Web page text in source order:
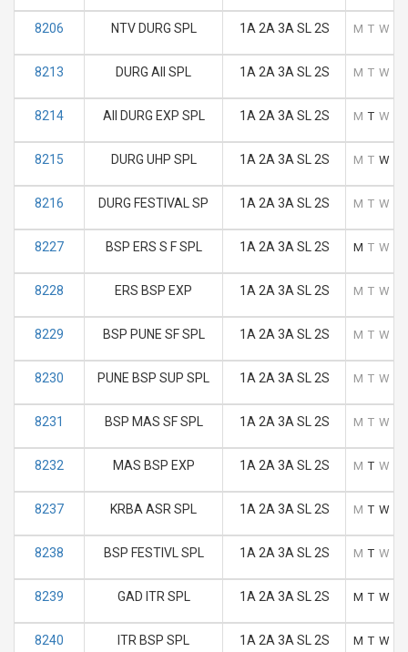
8206 NTV DURG SPL 1A 2A 3A SL 2S M T W
8213 DURG AII SPL 1A 2A 3A SL 2S M T W
8214 AII DURG EXP SPL 1A 2A 3A SL 2S M T W
8215 DURG UHP SPL 1A 2A 3A SL 2S M T W
8216 DURG FESTIVAL SP 1A 2A 3A SL 2S M T W
8227 BSP ERS S F SPL 1A 2A 3A SL 2S M T W
8228 ERS BSP EXP 1A 2A 3A SL 2S M T W
8229 BSP PUNE SF SPL 1A 2A 3A SL 2S M T W
8230 PUNE BSP SUP SPL 1A 2A 3A SL 2S M T W
8231 BSP MAS SF SPL 1A 2A 3A SL 2S M T W
8232 MAS BSP EXP 1A 2A 3A SL 2S M T W
8237 KRBA ASR SPL 1A 2A 3A SL 2S M T W
8238 BSP FESTIVL SPL 1A 2A 3A SL 2S M T W
8239 GAD ITR SPL 1A 2A 3A SL 2S M T W
8240 ITR BSP SPL 1A 2A 3A SL 2S M T W